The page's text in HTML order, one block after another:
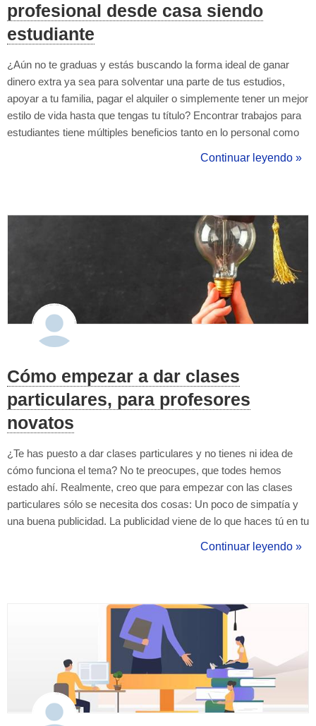
profesional desde casa siendo
estudiante
¿Aún no te graduas y estás buscando la forma ideal de ganar
dinero extra ya sea para solventar una parte de tus estudios,
apoyar a tu familia, pagar el alquiler o simplemente tener un mejor
estilo de vida hasta que tengas tu título? Encontrar trabajos para
estudiantes tiene múltiples beneficios tanto en lo personal como
tus propios gastos. Entender la importancia de valores altam...
Continuar leyendo »
Cómo empezar a dar clases
particulares, para profesores
novatos
¿Te has puesto a dar clases particulares y no tienes ni idea de
cómo funciona el tema? No te preocupes, que todes hemos
estado ahí. Realmente, creo que para empezar con las clases
particulares sólo se necesita dos cosas: Un poco de simpatía y
una buena publicidad. La publicidad viene de lo que haces tú en tu
ofreces (qué tipo de clases, a quién va dirigidio, qué niveles, qu...
Continuar leyendo »